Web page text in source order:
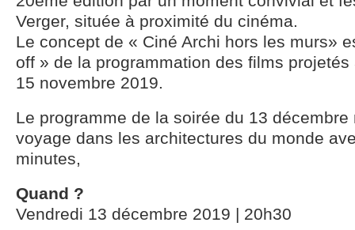
Verger, située à proximité du cinéma.
Le concept de « Ciné Archi hors les murs»
off » de la programmation des films projetés
15 novembre 2019.
Le programme de la soirée du 13
voyage dans les architectures du monde
minutes,
Quand ?
Vendredi 13 décembre 2019 | 20h30